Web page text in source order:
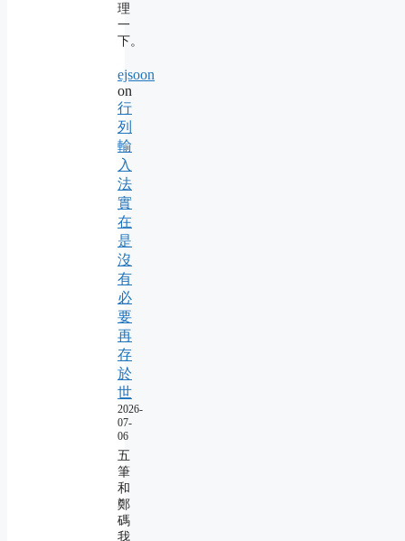
理
一
下。
ejsoon
on
行
列
輸
入
法
實
在
是
沒
有
必
要
再
存
於
世
2026-
07-
06
五
筆
和
鄭
碼
我